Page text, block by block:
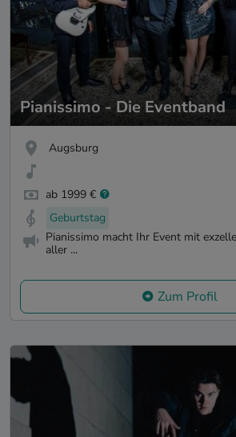
Pianissimo - Die Eventband
Augsburg
ab 1999 €
Geburtstag
Pianissimo macht Ihr Event mit
aller ...
Zum Profil